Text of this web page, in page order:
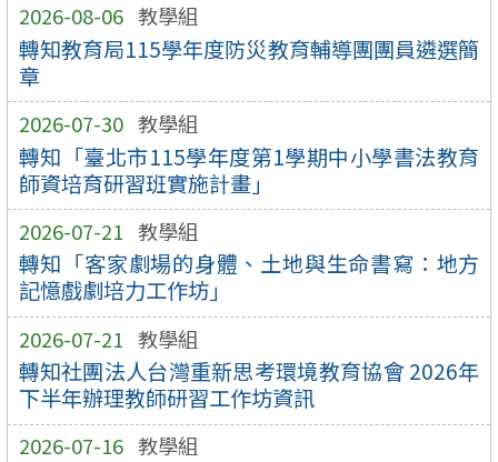
2026-08-06 教學組
轉知教育局115學年度防災教育輔導團團員遴選簡
章
2026-07-30 教學組
轉知「臺北市115學年度第1學期中小學書法教育
師資培育研習班實施計畫」
2026-07-21 教學組
轉知「客家劇場的身體、土地與生命書寫：地方
記憶戲劇培力工作坊」
2026-07-21 教學組
轉知社團法人台灣重新思考環境教育協會 2026年
下半年辦理教師研習工作坊資訊
2026-07-16 教學組